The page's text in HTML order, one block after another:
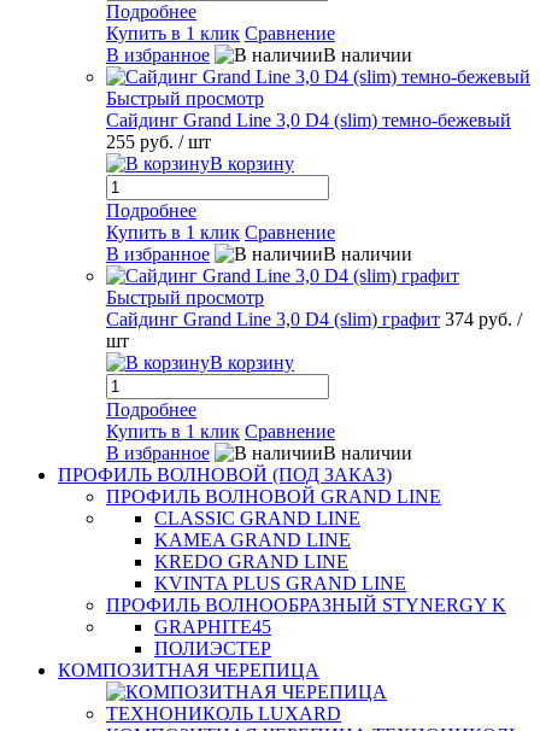
Подробнее
Купить в 1 клик Сравнение
В избранное
В наличии
Быстрый просмотр
Сайдинг Grand Line 3,0 D4 (slim) темно-бежевый
255 руб. / шт
В корзину
Подробнее
Купить в 1 клик Сравнение
В избранное
В наличии
Быстрый просмотр
Сайдинг Grand Line 3,0 D4 (slim) графит 374 руб. /
шт
В корзину
Подробнее
Купить в 1 клик Сравнение
В избранное
В наличии
ПРОФИЛЬ ВОЛНОВОЙ (ПОД ЗАКАЗ)
ПРОФИЛЬ ВОЛНОВОЙ GRAND LINE
CLASSIC GRAND LINE
KAMEA GRAND LINE
KREDO GRAND LINE
KVINTA PLUS GRAND LINE
ПРОФИЛЬ ВОЛНООБРАЗНЫЙ STYNERGY K
GRAPHITE45
ПОЛИЭСТЕР
КОМПОЗИТНАЯ ЧЕРЕПИЦА